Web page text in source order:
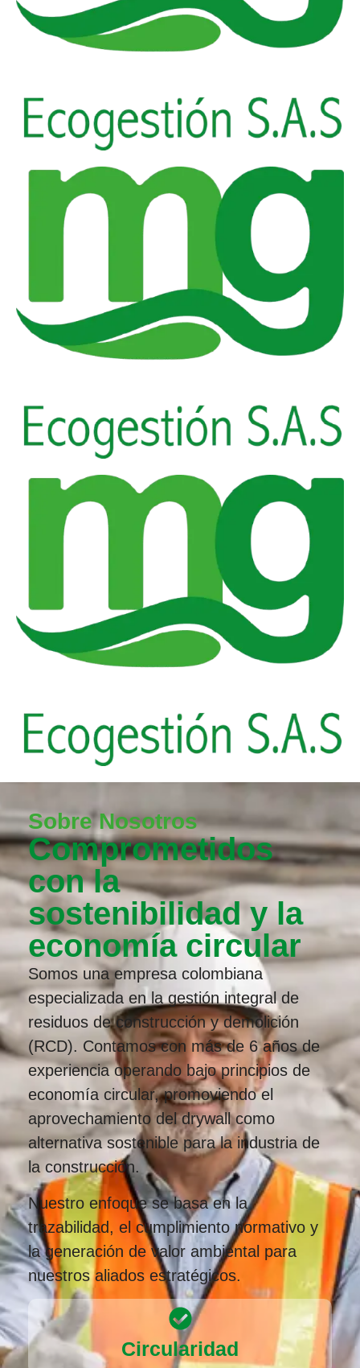
Sobre Nosotros
Comprometidos
con la
sostenibilidad y la
economía circular
Somos una empresa colombiana
especializada en la gestión integral de
residuos de construcción y demolición
(RCD). Contamos con más de 6 años de
experiencia operando bajo principios de
economía circular, promoviendo el
aprovechamiento del drywall como
alternativa sostenible para la industria de
la construcción.
Nuestro enfoque se basa en la
trazabilidad, el cumplimiento normativo y
la generación de valor ambiental para
nuestros aliados estratégicos.
Circularidad